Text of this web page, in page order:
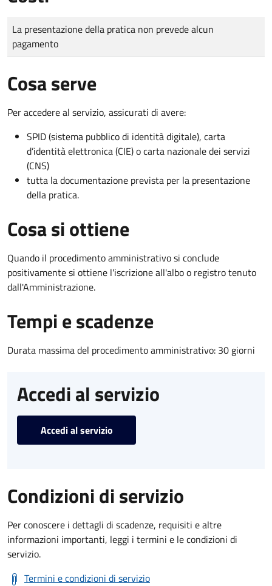
Tipo di pagamento
Importo
La presentazione della pratica non prevede alcun
pagamento
Cosa serve
Per accedere al servizio, assicurati di avere:
SPID (sistema pubblico di identità digitale), carta
d’identità elettronica (CIE) o carta nazionale dei servizi
(CNS)
tutta la documentazione prevista per la presentazione
della pratica.
Cosa si ottiene
Quando il procedimento amministrativo si conclude
positivamente si ottiene l'iscrizione all'albo o registro tenuto
dall'Amministrazione.
Tempi e scadenze
Durata massima del procedimento amministrativo: 30 giorni
Accedi al servizio
Accedi al servizio
Condizioni di servizio
Per conoscere i dettagli di scadenze, requisiti e altre
informazioni importanti, leggi i termini e le condizioni di
servizio.
Termini e condizioni di servizio